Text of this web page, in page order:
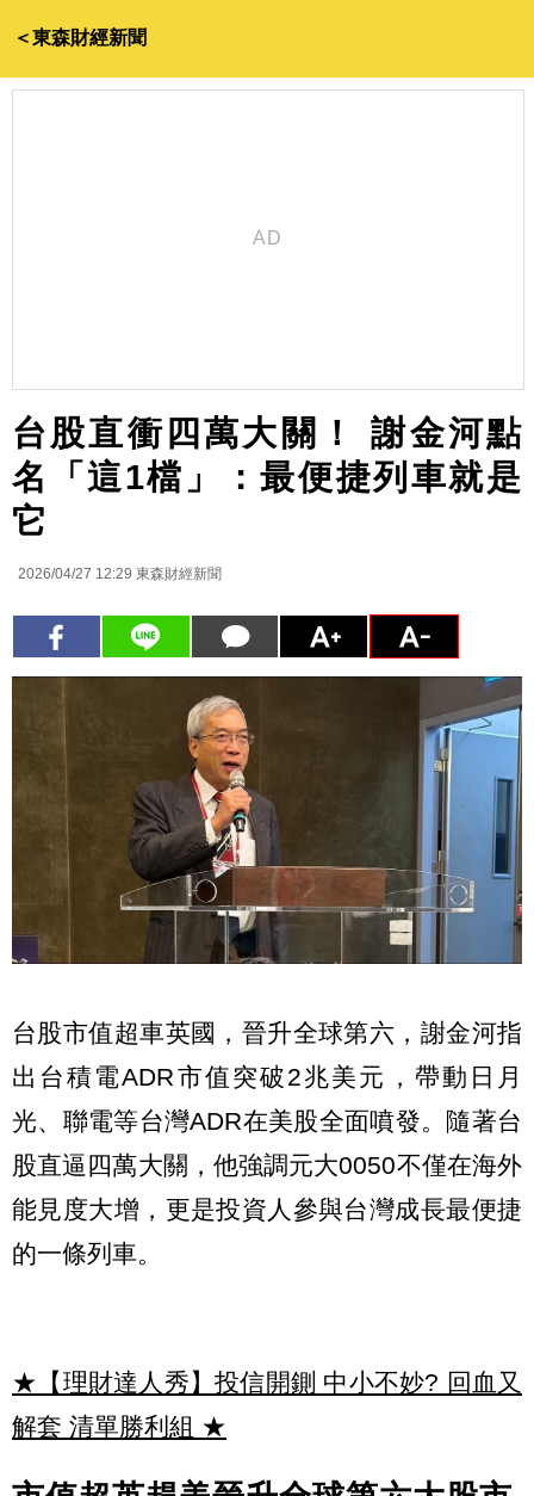
＜東森財經新聞
台股直衝四萬大關！ 謝金河點
名「這1檔」：最便捷列車就是
它
2026/04/27 12:29 東森財經新聞
台股市值超車英國，晉升全球第六，謝金河指
出台積電ADR市值突破2兆美元，帶動日月
光、聯電等台灣ADR在美股全面噴發。隨著台
股直逼四萬大關，他強調元大0050不僅在海外
能見度大增，更是投資人參與台灣成長最便捷
的一條列車。
★【理財達人秀】投信開鍘 中小不妙? 回血又
解套 清單勝利組 ★